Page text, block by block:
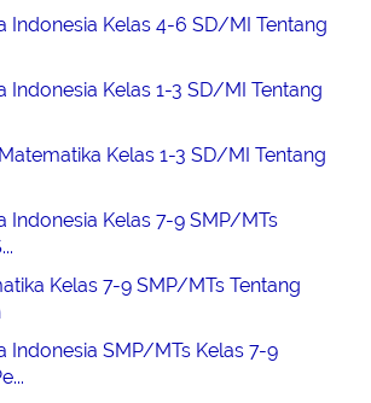
Indonesia Kelas 4-6 SD/MI Tentang
Indonesia Kelas 1-3 SD/MI Tentang
Kelas 1-3 SD/MI Tentang
Indonesia Kelas 7-9 SMP/MTs
Kelas 7-9 SMP/MTs Tentang
Indonesia SMP/MTs Kelas 7-9